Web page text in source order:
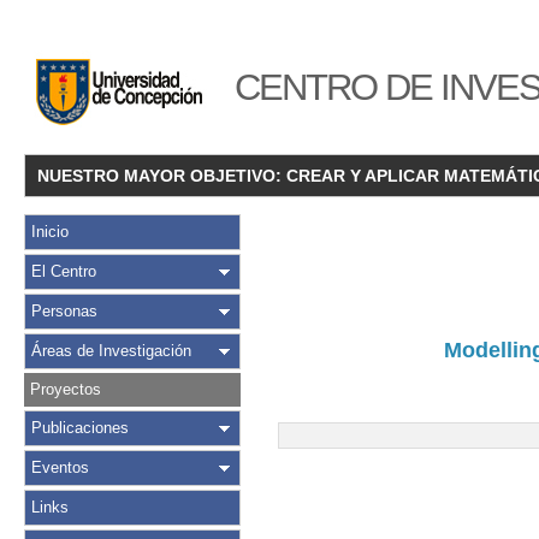
CENTRO DE
NUESTRO MAYOR OBJETIVO: CREAR Y APLICAR
Inicio
El Centro
Personas
Áreas de Investigación
Proyectos
Publicaciones
Eventos
Links